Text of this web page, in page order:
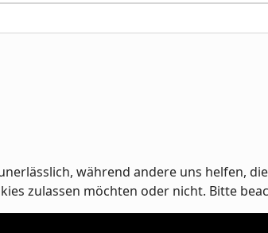
während andere uns helfen,
zulassen möchten oder nicht. Bitte